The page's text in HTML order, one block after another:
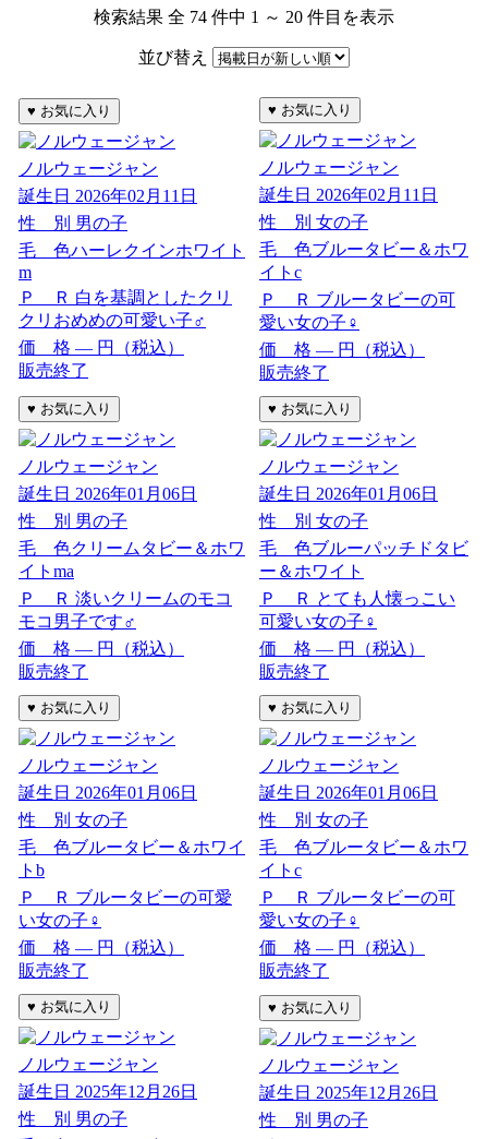
検索結果 全 74 件中 1 ～ 20 件目を表示
並び替え
ノルウェージャン
誕生日 2026年02月11日
性 別 男の子
毛 色ハーレクインホワイト
m
Ｐ Ｒ 白を基調としたクリ
クリおめめの可愛い子♂
価 格 ― 円（税込）
販売終了
ノルウェージャン
誕生日 2026年02月11日
性 別 女の子
毛 色ブルータビー＆ホワ
イトc
Ｐ Ｒ ブルータビーの可
愛い女の子♀
価 格 ― 円（税込）
販売終了
ノルウェージャン
誕生日 2026年01月06日
性 別 男の子
毛 色クリームタビー＆ホワ
イトma
Ｐ Ｒ 淡いクリームのモコ
モコ男子です♂
価 格 ― 円（税込）
販売終了
ノルウェージャン
誕生日 2026年01月06日
性 別 女の子
毛 色ブルーパッチドタビ
ー＆ホワイト
Ｐ Ｒ とても人懐っこい
可愛い女の子♀
価 格 ― 円（税込）
販売終了
ノルウェージャン
誕生日 2026年01月06日
性 別 女の子
毛 色ブルータビー＆ホワイ
トb
Ｐ Ｒ ブルータビーの可愛
い女の子♀
価 格 ― 円（税込）
販売終了
ノルウェージャン
誕生日 2026年01月06日
性 別 女の子
毛 色ブルータビー＆ホワ
イトc
Ｐ Ｒ ブルータビーの可
愛い女の子♀
価 格 ― 円（税込）
販売終了
ノルウェージャン
誕生日 2025年12月26日
性 別 男の子
ノルウェージャン
誕生日 2025年12月26日
性 別 男の子